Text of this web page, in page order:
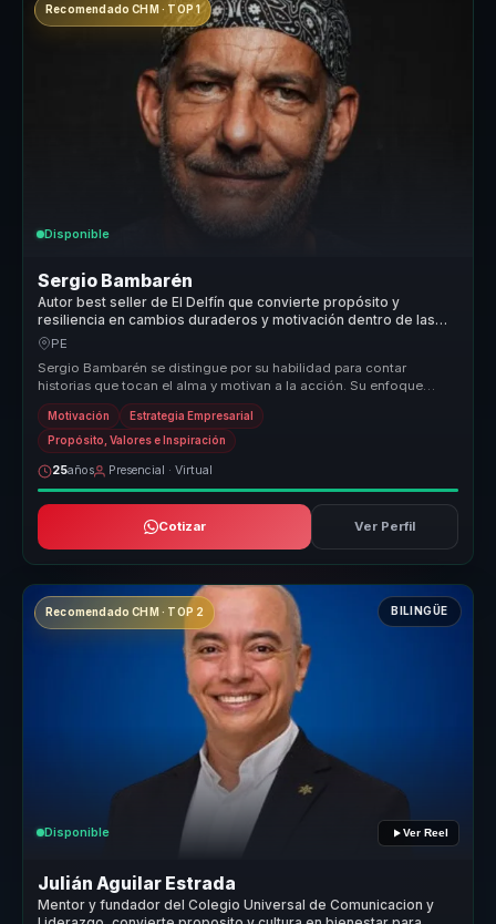
Recomendado CHM · TOP 1
Disponible
Sergio Bambarén
Autor best seller de El Delfín que convierte propósito y
resiliencia en cambios duraderos y motivación dentro de las
organizaciones.
PE
Sergio Bambarén se distingue por su habilidad para contar
historias que tocan el alma y motivan a la acción. Su enfoque
único combina la ...
Motivación Estrategia Empresarial
Propósito, Valores e Inspiración
25años Presencial · Virtual
Cotizar Ver Perfil
Recomendado CHM · TOP 2 BILINGÜE
Disponible Ver Reel
Julián Aguilar Estrada
Mentor y fundador del Colegio Universal de Comunicacion y